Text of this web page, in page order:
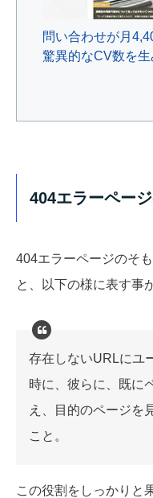
問い合わせが月
驚異的なCV数を
404エラーペー
404エラーページのそ
と、以下の様に表す事
存在しないURLにユ
時に、彼らに、既に
え、目的のページを
こと。
この役割をしっかりと